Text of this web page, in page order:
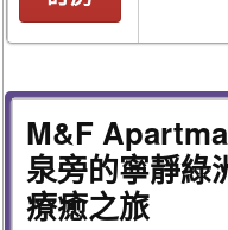
M&F
泉旁的寧靜綠
療癒之旅